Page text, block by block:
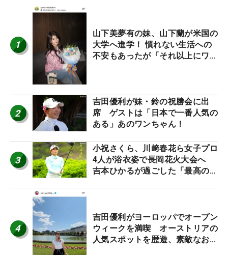
1
山下美夢有の妹、山下蘭が米国の
大学へ進学！ 慣れない生活への
不安もあったが「それ以上にワク
2
吉田優利が妹・鈴の祝勝会に出
席 ゲストは「日本で一番人気の
ある」あのワンちゃん！
3
小祝さくら、川﨑春花ら女子プロ
4人が浴衣姿で長岡花火大会へ
吉本ひかるが過ごした「最高の夏
4
吉田優利がヨーロッパでオープン
ウィークを満喫 オーストリアの
人気スポットを歴遊、素敵なお土